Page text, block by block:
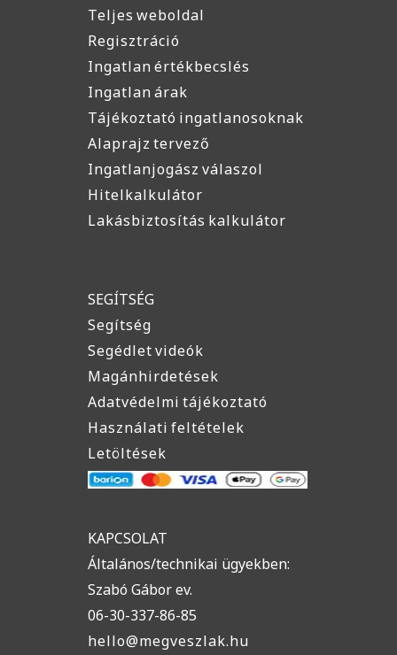
Teljes weboldal
Regisztráció
Ingatlan értékbecslés
Ingatlan árak
Tájékoztató ingatlanosoknak
Alaprajz tervező
Ingatlanjogász válaszol
Hitelkalkulátor
Lakásbiztosítás kalkulátor
SEGÍTSÉG
Segítség
Segédlet videók
Magánhirdetések
Adatvédelmi tájékoztató
Használati feltételek
Letöltések
KAPCSOLAT
Általános/technikai ügyekben:
Szabó Gábor ev.
06-30-337-86-85
hello@megveszlak.hu